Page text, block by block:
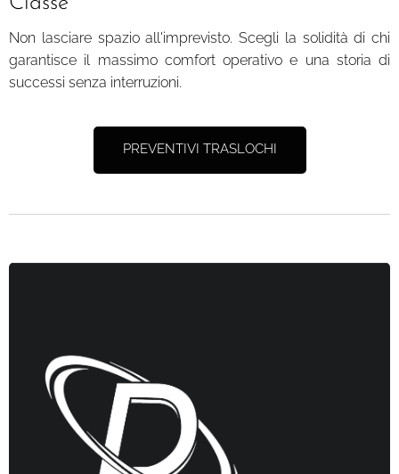
Non lasciare spazio all'imprevisto. Scegli la solidità di chi
garantisce il massimo comfort operativo e una storia di
successi senza interruzioni.
PREVENTIVI TRASLOCHI